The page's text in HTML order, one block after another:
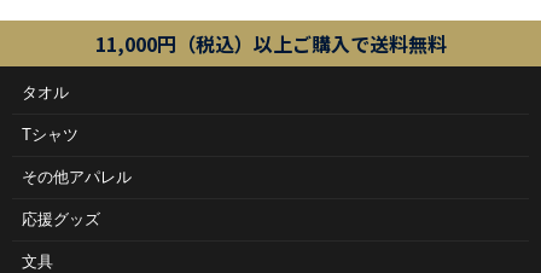
11,000円（税込）以上ご購入で送料無料
タオル
Tシャツ
その他アパレル
応援グッズ
文具